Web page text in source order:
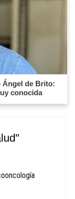
Ángel de Brito:
conocida